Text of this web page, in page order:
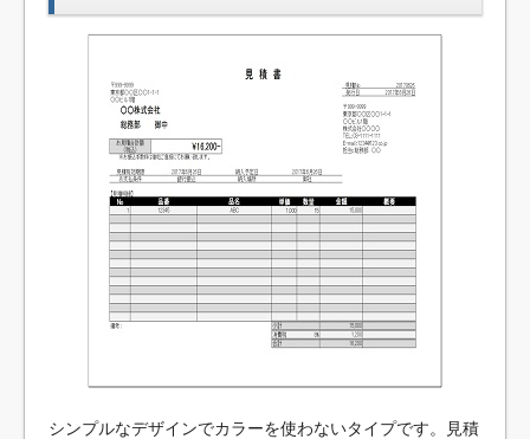
シンプルなデザインでカラーを使わないタイプです。見積